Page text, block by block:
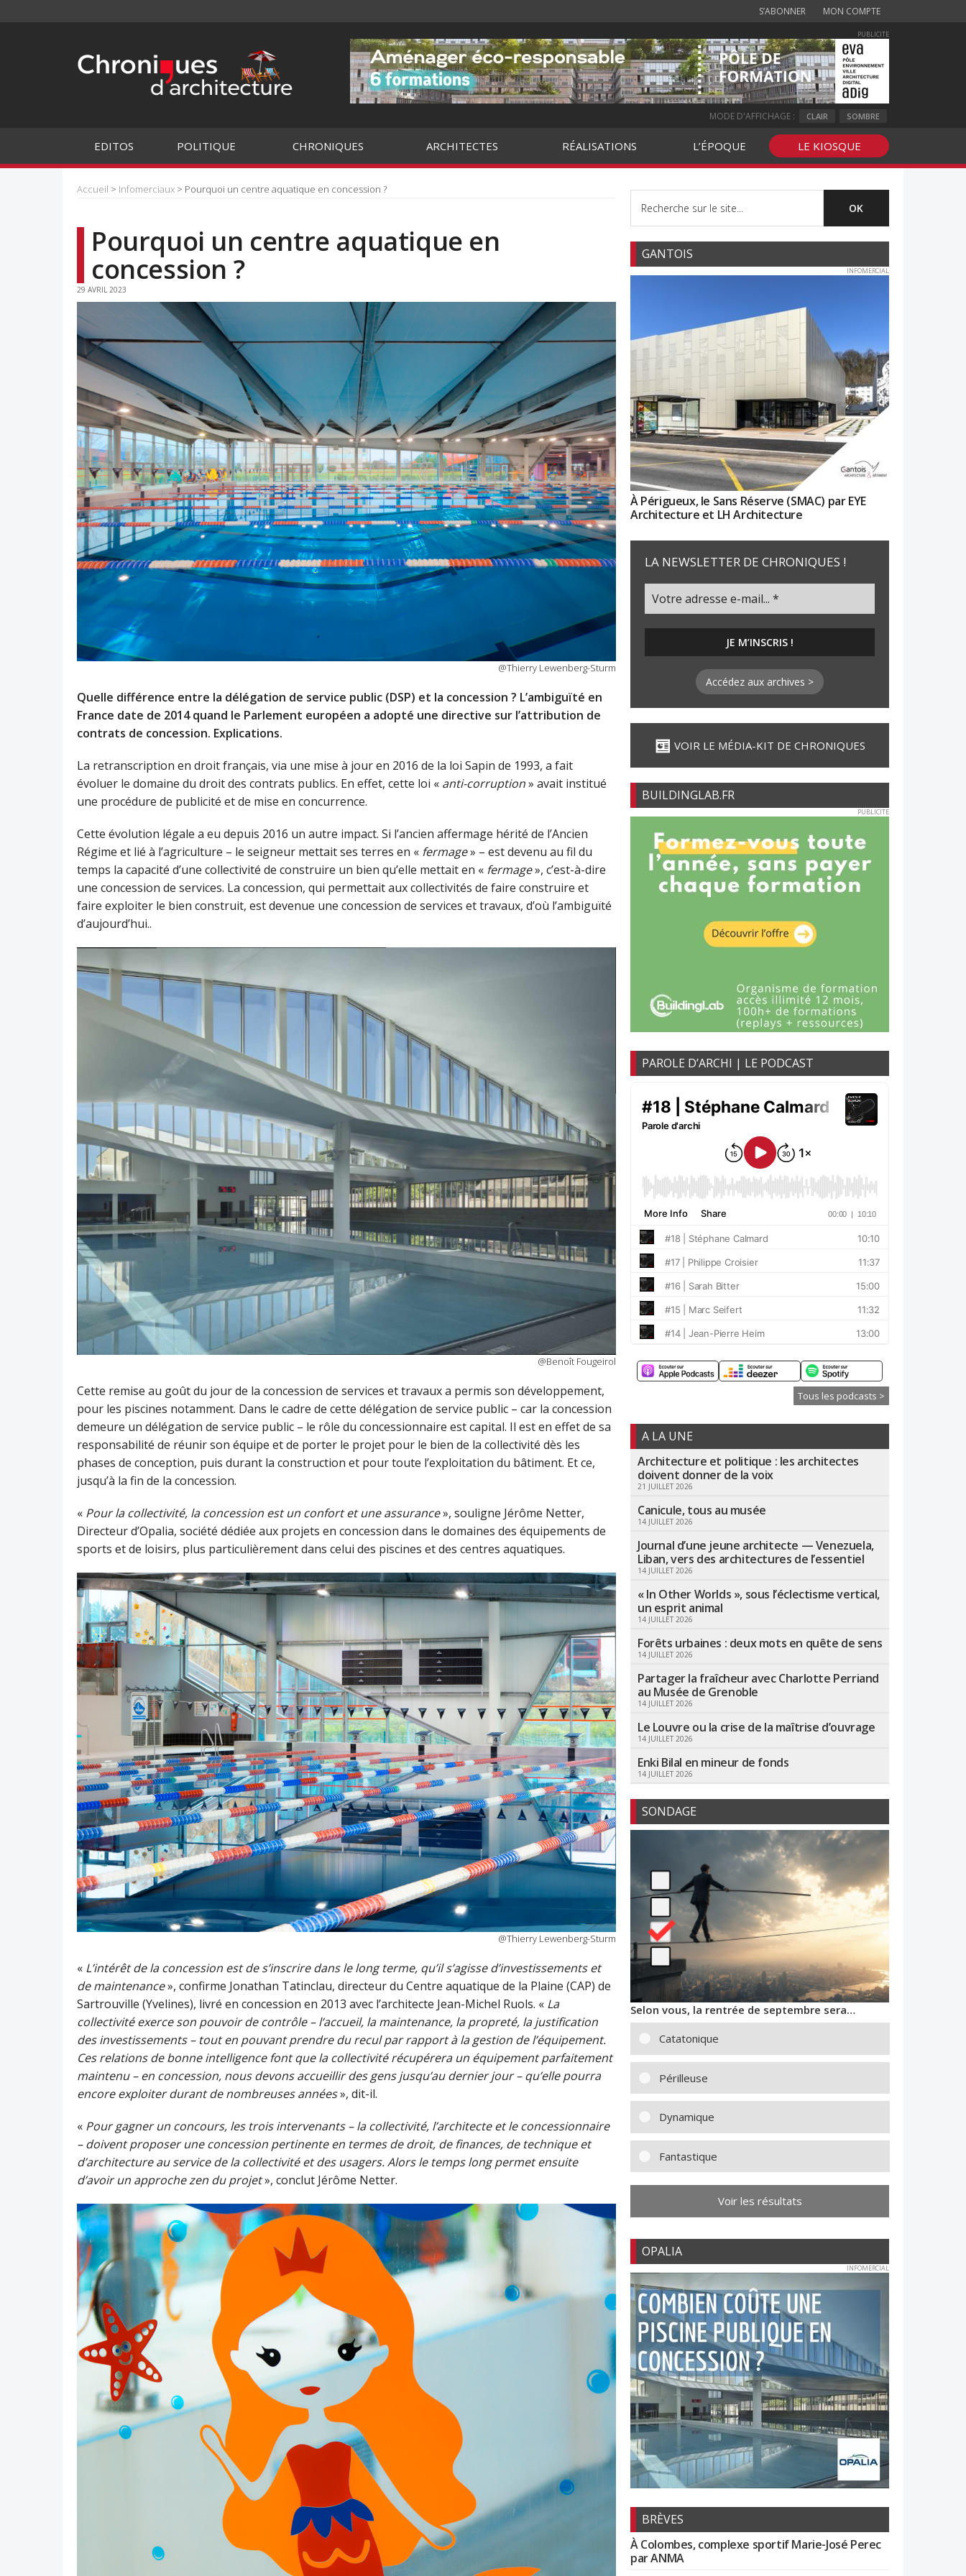
S’ABONNER MON COMPTE
PUBLICITE
MODE D'AFFICHAGE : CLAIR SOMBRE
EDITOS POLITIQUE CHRONIQUES ARCHITECTES RÉALISATIONS L’ÉPOQUE LE KIOSQUE
Accueil > Infomerciaux > Pourquoi un centre aquatique en concession ?
Pourquoi un centre aquatique en
concession ?
29 AVRIL 2023
@Thierry Lewenberg-Sturm
Quelle différence entre la délégation de service public (DSP) et la concession ? L’ambiguïté en
France date de 2014 quand le Parlement européen a adopté une directive sur l’attribution de
contrats de concession. Explications.
La retranscription en droit français, via une mise à jour en 2016 de la loi Sapin de 1993, a fait
évoluer le domaine du droit des contrats publics. En effet, cette loi « anti-corruption» avait institué
une procédure de publicité et de mise en concurrence.
Cette évolution légale a eu depuis 2016 un autre impact. Si l’ancien affermage hérité de l’Ancien
Régime et lié à l’agriculture – le seigneur mettait ses terres en « fermage» – est devenu au fil du
temps la capacité d’une collectivité de construire un bien qu’elle mettait en « fermage», c’est-à-dire
une concession de services. La concession, qui permettait aux collectivités de faire construire et
faire exploiter le bien construit, est devenue une concession de services et travaux, d’où l’ambiguïté
d’aujourd’hui..
@Benoît Fougeirol
Cette remise au goût du jour de la concession de services et travaux a permis son développement,
pour les piscines notamment. Dans le cadre de cette délégation de service public – car la concession
demeure un délégation de service public – le rôle du concessionnaire est capital. Il est en effet de sa
responsabilité de réunir son équipe et de porter le projet pour le bien de la collectivité dès les
phases de conception, puis durant la construction et pour toute l’exploitation du bâtiment. Et ce,
jusqu’à la fin de la concession.
« Pour la collectivité, la concession est un confort et une assurance», souligne Jérôme Netter,
Directeur d’Opalia, société dédiée aux projets en concession dans le domaines des équipements de
sports et de loisirs, plus particulièrement dans celui des piscines et des centres aquatiques.
@Thierry Lewenberg-Sturm
« L’intérêt de la concession est de s’inscrire dans le long terme, qu’il s’agisse d’investissements et
de maintenance», confirme Jonathan Tatinclau, directeur du Centre aquatique de la Plaine (CAP) de
Sartrouville (Yvelines), livré en concession en 2013 avec l’architecte Jean-Michel Ruols. « La
collectivité exerce son pouvoir de contrôle – l’accueil, la maintenance, la propreté, la justification
des investissements – tout en pouvant prendre du recul par rapport à la gestion de l’équipement.
Ces relations de bonne intelligence font que la collectivité récupérera un équipement parfaitement
maintenu – en concession, nous devons accueillir des gens jusqu’au dernier jour – qu’elle pourra
encore exploiter durant de nombreuses années», dit-il.
« Pour gagner un concours, les trois intervenants – la collectivité, l’architecte et le concessionnaire
– doivent proposer une concession pertinente en termes de droit, de finances, de technique et
d’architecture au service de la collectivité et des usagers. Alors le temps long permet ensuite
d’avoir un approche zen du projet», conclut Jérôme Netter.
GANTOIS
INFOMERCIAL
À Périgueux, le Sans Réserve (SMAC) par EYE
Architecture et LH Architecture
LA NEWSLETTER DE CHRONIQUES !
Accédez aux archives >
VOIR LE MÉDIA-KIT DE CHRONIQUES
BUILDINGLAB.FR
PUBLICITE
PAROLE D’ARCHI | LE PODCAST
Tous les podcasts >
A LA UNE
Architecture et politique : les architectes
doivent donner de la voix
21 JUILLET 2026
Canicule, tous au musée
14 JUILLET 2026
Journal d’une jeune architecte — Venezuela,
Liban, vers des architectures de l’essentiel
14 JUILLET 2026
« In Other Worlds », sous l’éclectisme vertical,
un esprit animal
14 JUILLET 2026
Forêts urbaines : deux mots en quête de sens
14 JUILLET 2026
Partager la fraîcheur avec Charlotte Perriand
au Musée de Grenoble
14 JUILLET 2026
Le Louvre ou la crise de la maîtrise d’ouvrage
14 JUILLET 2026
Enki Bilal en mineur de fonds
14 JUILLET 2026
SONDAGE
Selon vous, la rentrée de septembre sera…
Catatonique
Périlleuse
Dynamique
Fantastique
Voir les résultats
OPALIA
INFOMERCIAL
BRÈVES
À Colombes, complexe sportif Marie-José Perec
par ANMA